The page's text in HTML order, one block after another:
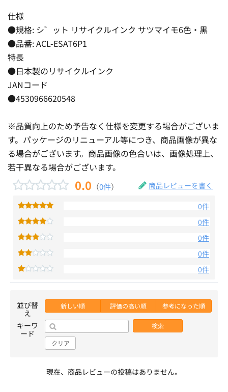
仕様
●規格: シ゛ット リサイクルインク サツマイモ6色・黒
●品番: ACL-ESAT6P1
特長
●日本製のリサイクルインク
JANコード
●4530966620548
※品質向上のため予告なく仕様を変更する場合がございま
す。パッケージのリニューアル等につき、商品画像が異な
る場合がございます。商品画像の色合いは、画像処理上、
若干異なる場合がございます。
0.0 （0件） 商品レビューを書く
0件
0件
0件
0件
0件
並び替
え
新しい順 評価の高い順 参考になった順
キーワ
ード
検索
クリア
現在、商品レビューの投稿はありません。